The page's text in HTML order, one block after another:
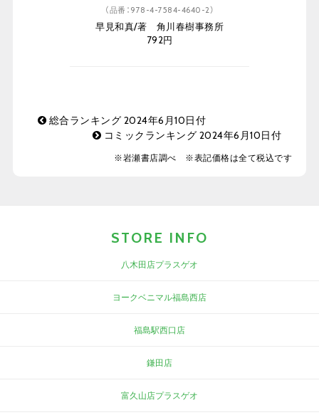
（品番：978-4-7584-4640-2）
早見和真/著 角川春樹事務所
792円
総合ランキング 2024年6月10日付
コミックランキング 2024年6月10日付
※岩瀬書店調べ ※表記価格は全て税込です
STORE INFO
八木田店プラスゲオ
ヨークベニマル福島西店
福島駅西口店
鎌田店
富久山店プラスゲオ